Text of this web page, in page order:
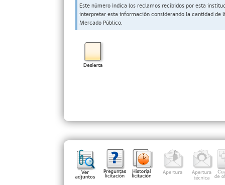
Este número indica los reclamos recibidos por esta
interpretar esta información considerando la cantidad
Mercado Público.